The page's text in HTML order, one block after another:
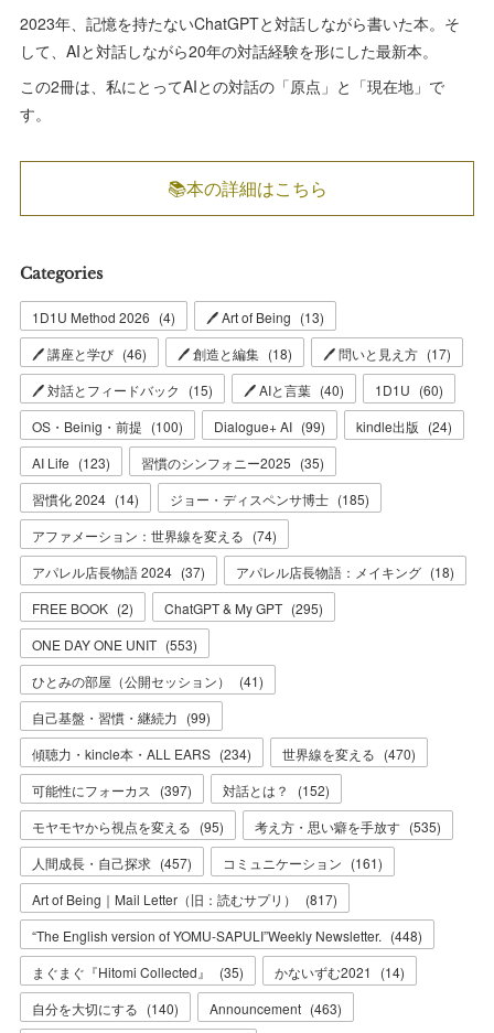
2023年、記憶を持たないChatGPTと対話しながら書いた本。そ
して、AIと対話しながら20年の対話経験を形にした最新本。
この2冊は、私にとってAIとの対話の「原点」と「現在地」で
す。
📚本の詳細はこちら
Categories
1D1U Method 2026 (4) 🖊 Art of Being (13)
🖊 講座と学び (46) 🖊 創造と編集 (18) 🖊 問いと見え方 (17)
🖊 対話とフィードバック
(15) 🖊 AIと言葉 (40) 1D1U (60)
OS・Beinig・前提 (100) Dialogue+ AI (99) kindle出版 (24)
AI Life (123) 習慣のシンフォニー2025 (35)
習慣化 2024 (14) ジョー・ディスペンサ博士 (185)
アファメーション：世界線を変える (74)
アパレル店長物語 2024 (37) アパレル店長物語：メイキング (18)
FREE BOOK (2) ChatGPT & My GPT (295)
ONE DAY ONE UNIT (553)
ひとみの部屋（公開セッション）
(41)
自己基盤・習慣・継続力 (99)
傾聴力・kincle本・ALL EARS (234) 世界線を変える (470)
可能性にフォーカス
(397) 対話とは？ (152)
モヤモヤから視点を変える (95) 考え方・思い癖を手放す (535)
人間成長・自己探求 (457) コミュニケーション (161)
Art of Being｜Mail Letter（旧：読むサプリ）
(817)
“The English version of YOMU-SAPULI”Weekly Newsletter. (448)
まぐまぐ『Hitomi Collected』
(35) かないずむ2021 (14)
自分を大切にする (140) Announcement (463)